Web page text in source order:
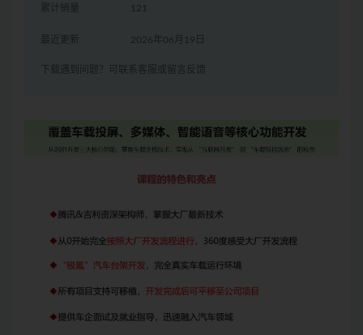
累计销量 121
最近更新 2026年06月19日
下载遇到问题？可联系客服或留言反馈